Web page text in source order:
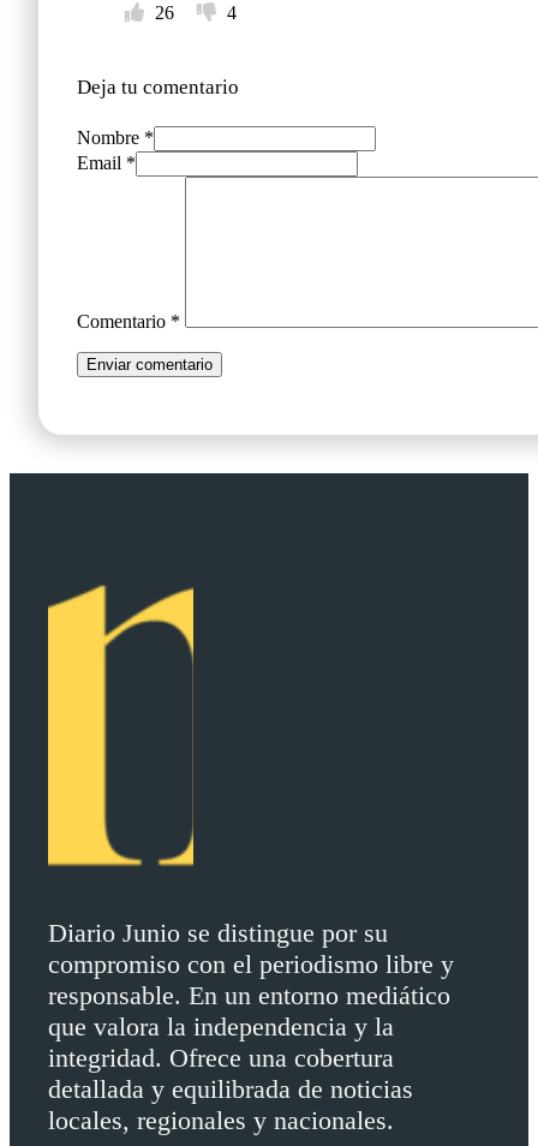
26
4
Deja tu comentario
Nombre *
Email *
Comentario *
Diario Junio se distingue por su
compromiso con el periodismo libre y
responsable. En un entorno mediático
que valora la independencia y la
integridad. Ofrece una cobertura
detallada y equilibrada de noticias
locales, regionales y nacionales.